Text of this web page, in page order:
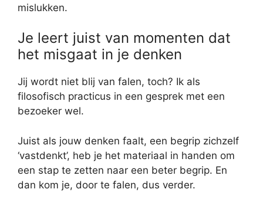
mislukken.
Je leert juist van momenten dat
het misgaat in je denken
Jij wordt niet blij van falen, toch? Ik als
filosofisch practicus in een gesprek met een
bezoeker wel.
Juist als jouw denken faalt, een begrip zichzelf
‘vastdenkt’, heb je het materiaal in handen om
een stap te zetten naar een beter begrip. En
dan kom je, door te falen, dus verder.